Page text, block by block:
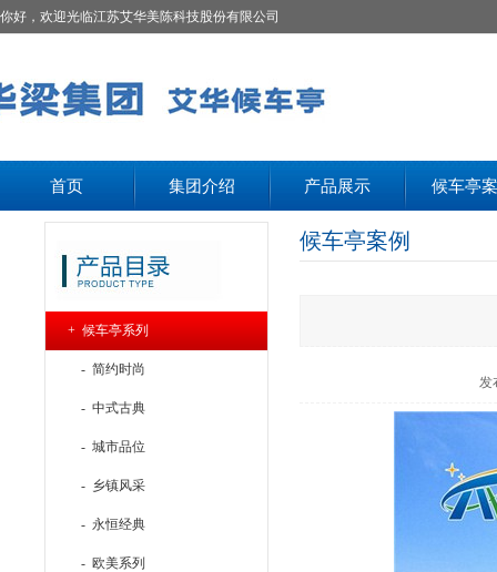
你好，欢迎光临江苏艾华美陈科技股份有限公司
首页 集团介绍 产品展示 候车亭
+ 候车亭系列
- 简约时尚
- 中式古典
- 城市品位
- 乡镇风采
- 永恒经典
- 欧美系列
候车亭案例
发